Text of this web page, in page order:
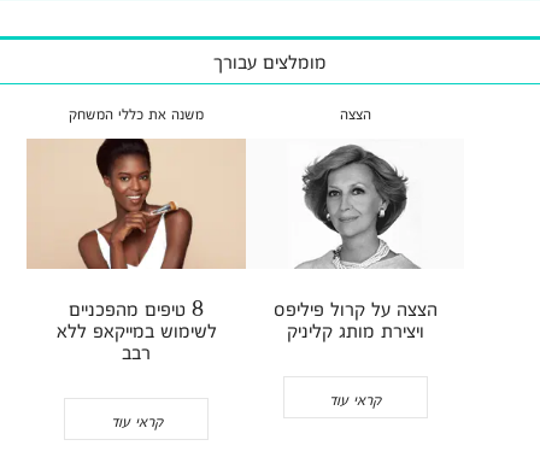
מומלצים עבורך
הצצה
הצצה על קרול פיליפס
ויצירת מותג קליניק
קראי עוד
משנה את כללי המשחק
8 טיפים מהפכניים
לשימוש במייקאפ ללא
רבב
קראי עוד